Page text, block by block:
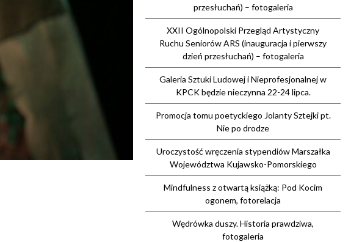
przesłuchań) – fotogaleria
XXII Ogólnopolski Przegląd Artystyczny
Ruchu Seniorów ARS (inauguracja i pierwszy
dzień przesłuchań) – fotogaleria
Galeria Sztuki Ludowej i Nieprofesjonalnej w
KPCK będzie nieczynna 22-24 lipca.
Promocja tomu poetyckiego Jolanty Sztejki pt.
Nie po drodze
Uroczystość wręczenia stypendiów Marszałka
Województwa Kujawsko-Pomorskiego
Mindfulness z otwartą książką: Pod Kocim
ogonem, fotorelacja
Wędrówka duszy. Historia prawdziwa,
fotogaleria